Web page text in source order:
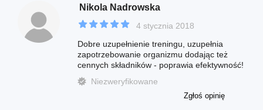
Nikola Nadrowska
4 stycznia 2018
Dobre uzupełnienie treningu, uzupełnia
zapotrzebowanie organizmu dodając też
cennych składników - poprawia efektywność!
Niezweryfikowane
Zgłoś opinię